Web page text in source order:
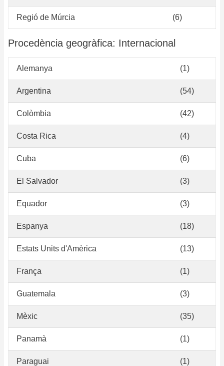
Regió de Múrcia (6)
Procedència geogràfica: Internacional
Alemanya (1)
Argentina (54)
Colòmbia (42)
Costa Rica (4)
Cuba (6)
El Salvador (3)
Equador (3)
Espanya (18)
Estats Units d'Amèrica (13)
França (1)
Guatemala (3)
Mèxic (35)
Panamà (1)
Paraguai (1)